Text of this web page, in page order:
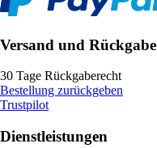
Versand und Rückgabe
30 Tage Rückgaberecht
Bestellung zurückgeben
Trustpilot
Dienstleistungen